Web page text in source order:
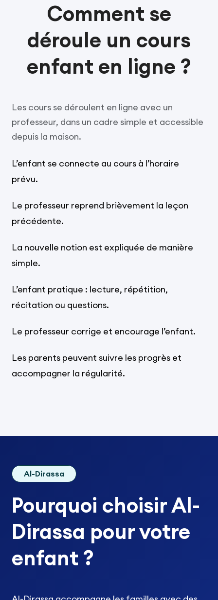
Comment se
déroule un cours
enfant en ligne ?
Les cours se déroulent en ligne avec un
professeur, dans un cadre simple et accessible
depuis la maison.
L’enfant se connecte au cours à l’horaire
prévu.
Le professeur reprend brièvement la leçon
précédente.
La nouvelle notion est expliquée de manière
simple.
L’enfant pratique : lecture, répétition,
récitation ou questions.
Le professeur corrige et encourage l’enfant.
Les parents peuvent suivre les progrès et
accompagner la régularité.
Al-Dirassa
Pourquoi choisir Al-
Dirassa pour votre
enfant ?